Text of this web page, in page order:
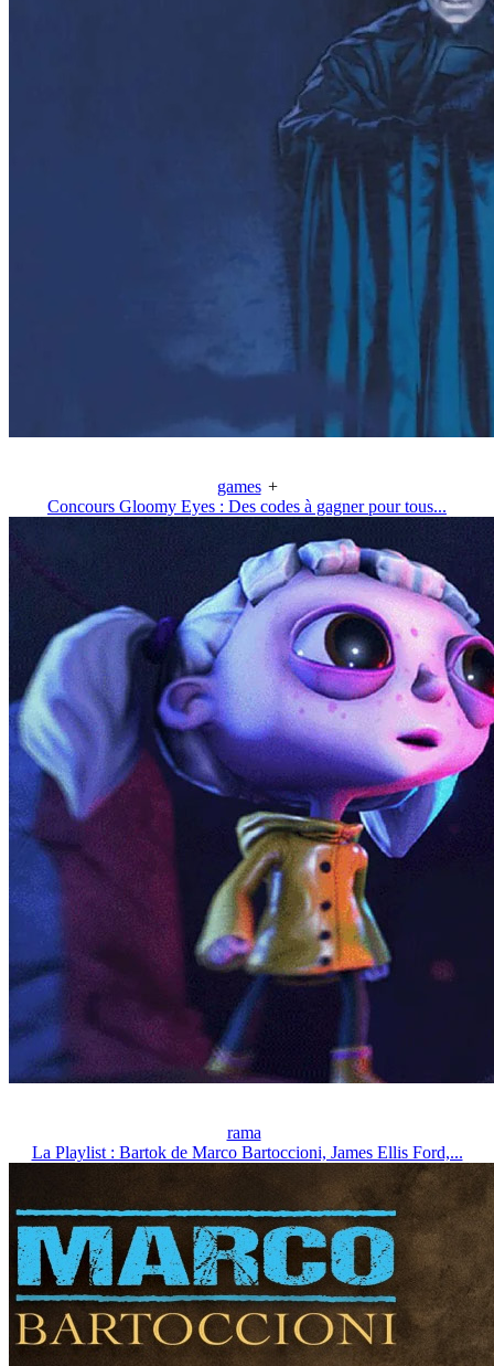
games +
Concours Gloomy Eyes : Des codes à gagner pour tous...
rama
La Playlist : Bartok de Marco Bartoccioni, James Ellis Ford,...